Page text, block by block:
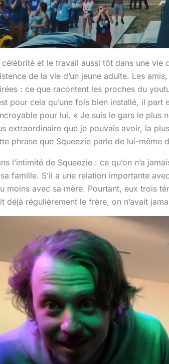
célébrité et le travail aussi tôt dans une vie
de la vie d’un jeune adulte. Les
: ce que racontent les proches du
pour cela qu’une fois bien installé, il part
pour lui. « Je suis le gars le plus
extraordinaire que je pouvais avoir, la
phrase que Squeezie parle de lui-même
l’intimité de Squeezie : ce qu’on n’a
famille. S’il a une relation importante
moins avec sa mère. Pourtant, eux trois
déjà régulièrement le frère, on n’avait